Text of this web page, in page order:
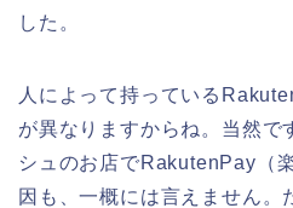
した。
人によって持っている
が異なりますからね。当然で
シュのお店でRakutenPay（
因も、一概には言えません。